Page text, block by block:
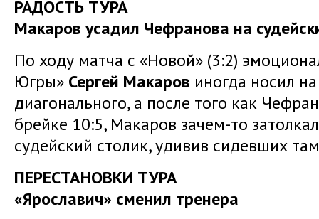
РАДОСТЬ ТУРА
Макаров усадил Чефранова на
По ходу матча с «Новой» (3:2)
Югры» Сергей Макаров иногда носил
диагонального, а после того как
брейке 10:5, Макаров зачем-то
судейский столик, удивив сидевших
ПЕРЕСТАНОВКИ ТУРА
«Ярославич» сменил тренера